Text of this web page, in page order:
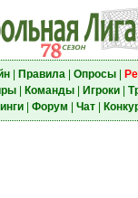
| Правила| Опросы|
| Команды| Игроки|
| Форум Чат|